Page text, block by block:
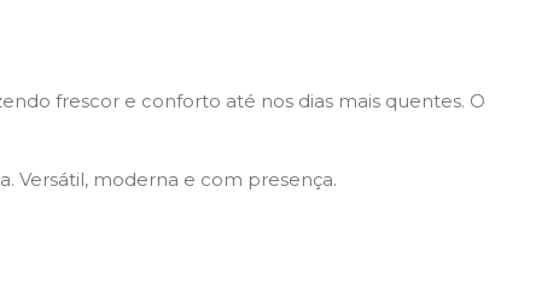
frescor e conforto até nos dias mais quentes. O
Versátil, moderna e com presença.